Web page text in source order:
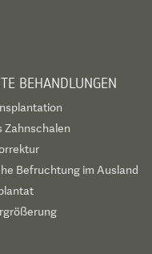
BEHANDLUNGEN
Zahnschalen
Befruchtung im Ausland